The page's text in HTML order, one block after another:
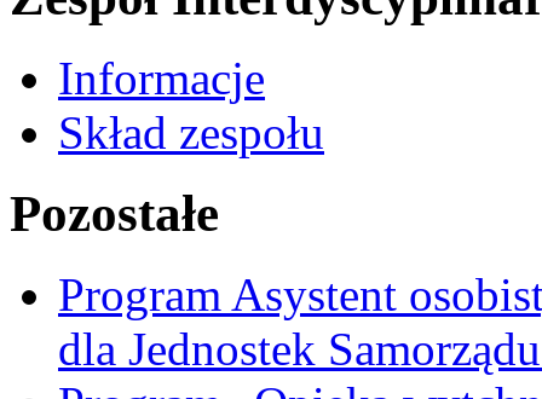
Informacje
Skład zespołu
Pozostałe
Program Asystent
dla Jednostek